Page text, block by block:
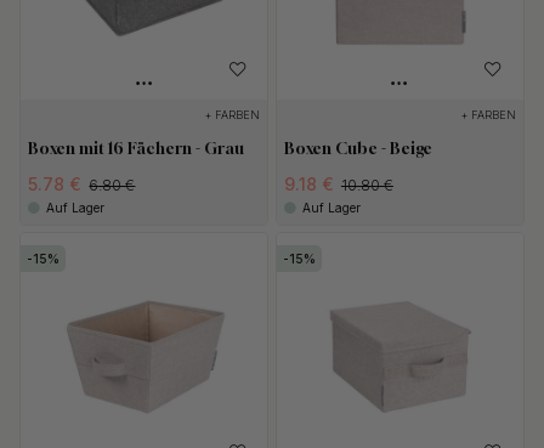
+ FARBEN
Boxen mit 16 Fächern - Grau
5.78 € 6.80 €
Auf Lager
+ FARBEN
Boxen Cube - Beige
9.18 € 10.80 €
Auf Lager
15 15